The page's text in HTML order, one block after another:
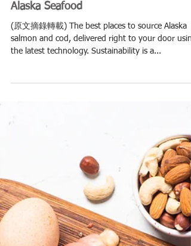
3 Great Hong Kong Online Shops for
Alaska Seafood
(原文摘錄轉載) The best places to source Alaska
salmon and cod, delivered right to your door
the latest technology. Sustainability is a...